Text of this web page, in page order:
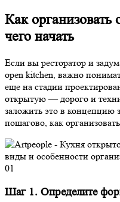
Как
чего начать
Если вы ресторатор и
open kitchen, важно
еще на стадии
открытую — дорого и
заложить это в концепцию
пошагово, как
01
Шаг 1. Определите